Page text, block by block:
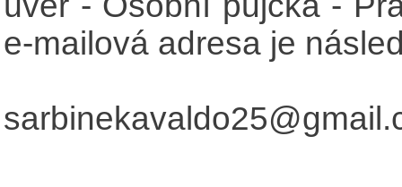
e-mailová adresa je